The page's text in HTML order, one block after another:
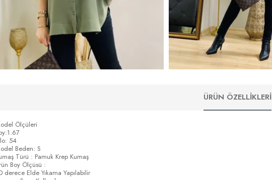
ÜRÜN ÖZELLIKLERI
Ölçüleri
54
Beden: S
Türü : Pamuk Krep Kumaş
Boy Ölçüsü :
derece Elde Yıkama Yapılabilir